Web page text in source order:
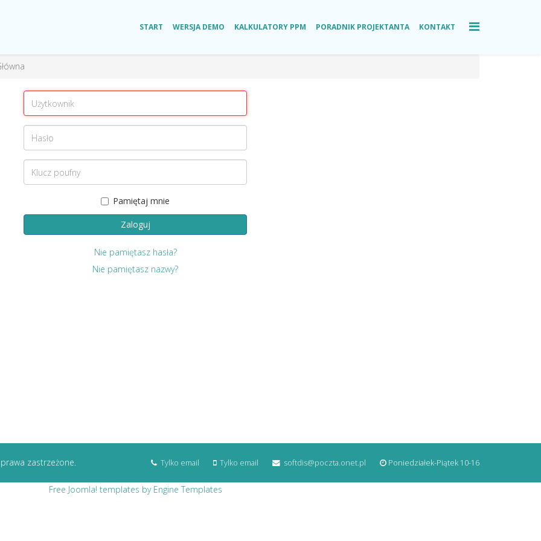
START WERSJA DEMO KALKULATORY PPM PORADNIK PROJEKTANTA KONTAKT
Pamiętaj mnie
Zaloguj
Nie pamiętasz hasła?
Nie pamiętasz nazwy?
Tylko email Tylko email softdis@poczta.onet.pl Poniedziałek-Piątek 10-16
zastrzeżone.
Free Joomla! templates by Engine Templates